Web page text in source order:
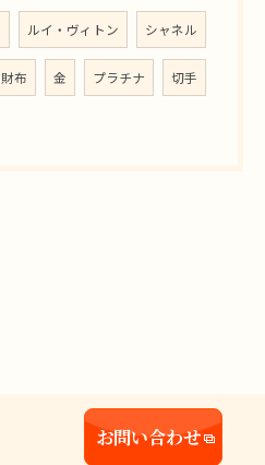
ルイ・ヴィトン シャネル
財布 金 プラチナ 切手
お問い合わせ